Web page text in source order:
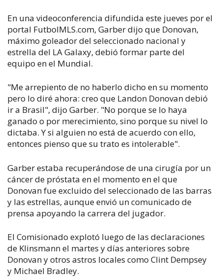
En una videoconferencia difundida este jueves por el
portal FutbolMLS.com, Garber dijo que Donovan,
máximo goleador del seleccionado nacional y
estrella del LA Galaxy, debió formar parte del
equipo en el Mundial.
"Me arrepiento de no haberlo dicho en su momento
pero lo diré ahora: creo que Landon Donovan debió
ir a Brasil", dijo Garber. "No porque se lo haya
ganado o por merecimiento, sino porque su nivel lo
dictaba. Y si alguien no está de acuerdo con ello,
entonces pienso que su trato es intolerable".
Garber estaba recuperándose de una cirugía por un
cáncer de próstata en el momento en el que
Donovan fue excluido del seleccionado de las barras
y las estrellas, aunque envió un comunicado de
prensa apoyando la carrera del jugador.
El Comisionado explotó luego de las declaraciones
de Klinsmann el martes y días anteriores sobre
Donovan y otros astros locales como Clint Dempsey
y Michael Bradley.